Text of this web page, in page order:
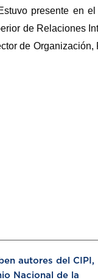
presente en el
de Relaciones
de Organización,
autores del CIPI,
Nacional de la